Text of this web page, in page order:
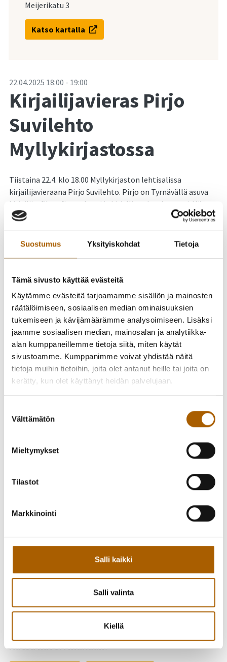
Suostumus Yksityiskohdat Tietoja
Tämä sivusto käyttää evästeitä
Käytämme evästeitä tarjoamamme sisällön ja mainosten
räätälöimiseen, sosiaalisen median ominaisuuksien
tukemiseen ja kävijämäärämme analysoimiseen. Lisäksi
jaamme sosiaalisen median, mainosalan ja analytiikka-
alan kumppaneillemme tietoja siitä, miten käytät
sivustoamme. Kumppanimme voivat yhdistää näitä
tietoja muihin tietoihin, joita olet antanut heille tai joita on
kerätty, kun olet käyttänyt heidän palvelujaan.
valinta
Välttämätön
Mieltymykset
Tilastot
Markkinointi
Salli kaikki
Salli valinta
Kiellä
Meijerikatu 3
Katso kartalla
-22.04.2025 18:00 - 19:00
Kirjailijavieras Pirjo
Suvilehto
Myllykirjastossa
Tiistaina 22.4. klo 18.00 Myllykirjaston lehtisalissa
kirjailijavieraana Pirjo Suvilehto. Pirjo on Tyrnävällä asuva
kirjailija, filosofian tohtori ja kirjallisuuden dosentti. Hän on
julkaissut runo- ja tietokirjoja sekä lastenkirjallisuutta.
Hänen viimeisin kirjansa on helmikuussa 2025 julkaistu
runoteos nimeltä Nukkuu lintujen kanssa. Pirjoa
Takaisin tapahtumiin
Kutsu kaveri mukaan!